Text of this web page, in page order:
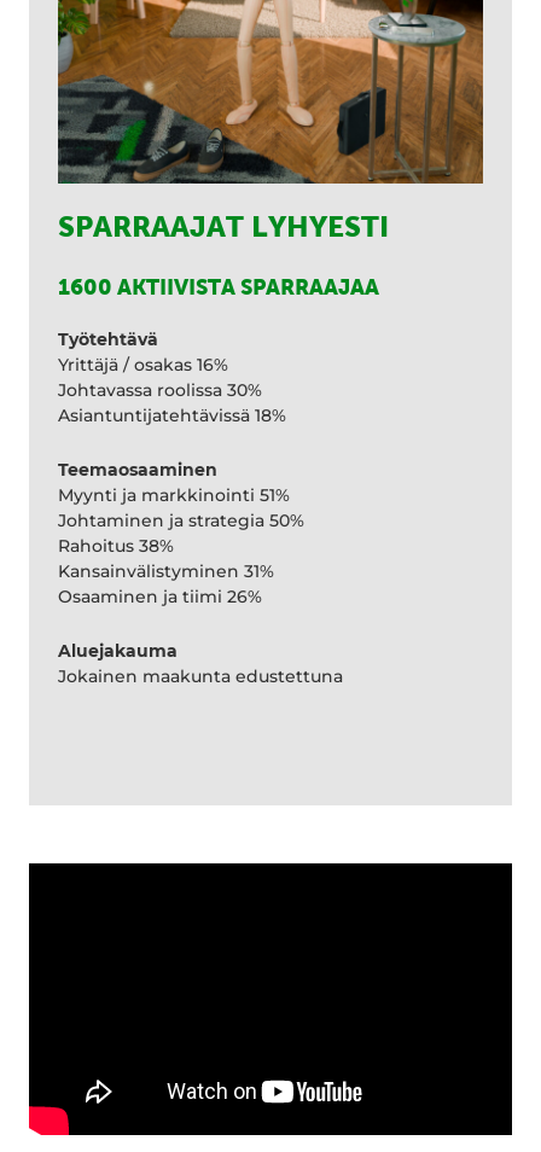
SPARRAAJAT LYHYESTI
1600 AKTIIVISTA SPARRAAJAA
Työtehtävä
Yrittäjä / osakas 16%
Johtavassa roolissa 30%
Asiantuntijatehtävissä 18%
Teemaosaaminen
Myynti ja markkinointi 51%
Johtaminen ja strategia 50%
Rahoitus 38%
Kansainvälistyminen 31%
Osaaminen ja tiimi 26%
Aluejakauma
Jokainen maakunta edustettuna